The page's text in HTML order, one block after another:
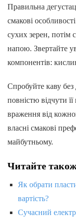
Правильна
смакові
сухих зерен, потім
напою. Звертайте
компонентів:
Спробуйте каву
повністю відчути
враження від
власні смакові
майбутньому.
Читайте також
Як обрати
вартість?
Сучасний